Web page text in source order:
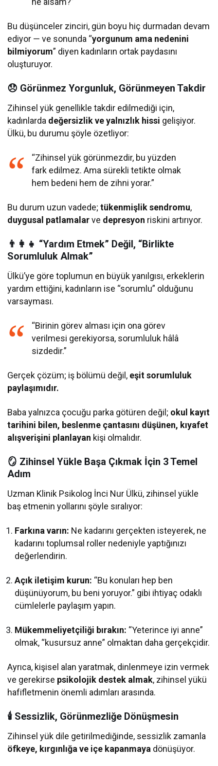
Bu düşünceler zinciri, gün boyu hiç durmadan devam
ediyor — ve sonunda “yorgunum ama nedenini
bilmiyorum” diyen kadınların ortak paydasını
oluşturuyor.
😞 Görünmez Yorgunluk, Görünmeyen Takdir
Zihinsel yük genellikle takdir edilmediği için,
kadınlarda değersizlik ve yalnızlık hissi gelişiyor.
Ülkü, bu durumu şöyle özetliyor:
“Zihinsel yük görünmezdir, bu yüzden
fark edilmez. Ama sürekli tetikte olmak
hem bedeni hem de zihni yorar.”
Bu durum uzun vadede;tükenmişlik sendromu,
duygusal patlamalarve depresyon riskini artırıyor.
👨‍👩‍👧 “Yardım Etmek” Değil, “Birlikte
Sorumluluk Almak”
Ülkü’ye göre toplumun en büyük yanılgısı, erkeklerin
yardım ettiğini, kadınların ise “sorumlu” olduğunu
varsayması.
“Birinin görev alması için ona görev
verilmesi gerekiyorsa, sorumluluk hâlâ
sizdedir.”
Gerçek çözüm; iş bölümü değil, eşit sorumluluk
paylaşımıdır.
Baba yalnızca çocuğu parka götüren değil; okul kayıt
tarihini bilen, beslenme çantasını düşünen, kıyafet
alışverişini planlayan kişi olmalıdır.
🪞 Zihinsel Yükle Başa Çıkmak İçin 3 Temel
Adım
Uzman Klinik Psikolog İnci Nur Ülkü, zihinsel yükle
baş etmenin yollarını şöyle sıralıyor:
Farkına varın: Ne kadarını gerçekten isteyerek, ne
kadarını toplumsal roller nedeniyle yaptığınızı
değerlendirin.
Açık iletişim kurun: “Bu konuları hep ben
düşünüyorum, bu beni yoruyor.” gibi ihtiyaç odaklı
cümlelerle paylaşım yapın.
Mükemmeliyetçiliği bırakın: “Yeterince iyi anne”
olmak, “kusursuz anne” olmaktan daha gerçekçidir.
Ayrıca, kişisel alan yaratmak, dinlenmeye izin vermek
ve gerekirse psikolojik destek almak, zihinsel yükü
hafifletmenin önemli adımları arasında.
🕯 Sessizlik, Görünmezliğe Dönüşmesin
Zihinsel yük dile getirilmediğinde, sessizlik zamanla
öfkeye, kırgınlığa ve içe kapanmaya dönüşüyor.